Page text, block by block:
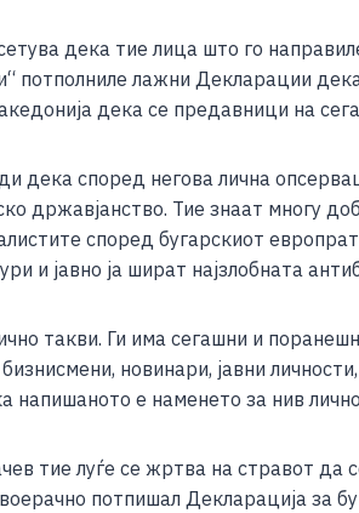
дека тие лица што го
потполниле лажни Декларации
дека се предавници на
дека според негова лична
државјанство. Тие знаат многу
според бугарскиот
и јавно ја шират најзлобната
такви. Ги има сегашни и
новинари, јавни
напишаното е наменето за нив
тие луѓе се жртва на стравот да
потпишал Декларација за